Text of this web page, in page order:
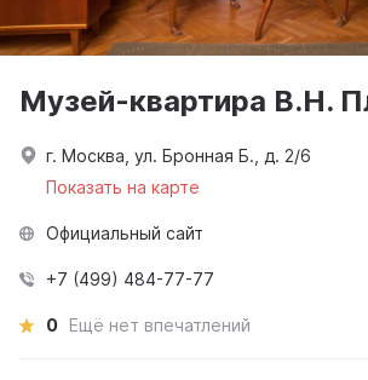
Музей-квартира В.Н.
г. Москва, ул. Бронная Б., д. 2/6
Показать на карте
Официальный сайт
+7 (499) 484-77-77
0 Ещё нет впечатлений